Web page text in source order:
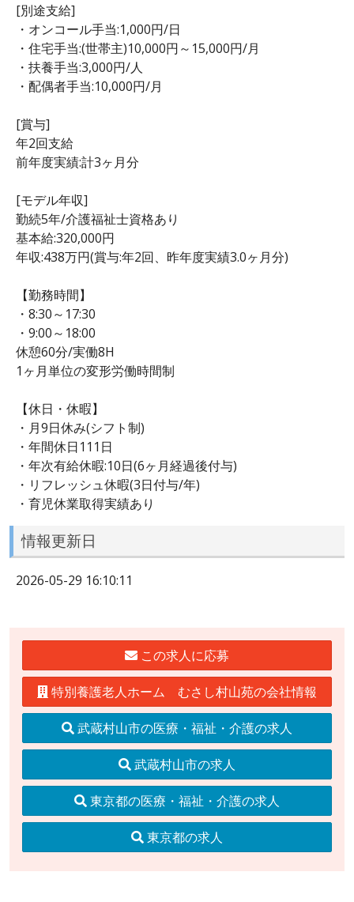
[別途支給]
・オンコール手当:1,000円/日
・住宅手当:(世帯主)10,000円～15,000円/月
・扶養手当:3,000円/人
・配偶者手当:10,000円/月
[賞与]
年2回支給
前年度実績:計3ヶ月分
[モデル年収]
勤続5年/介護福祉士資格あり
基本給:320,000円
年収:438万円(賞与:年2回、昨年度実績3.0ヶ月分)
【勤務時間】
・8:30～17:30
・9:00～18:00
休憩60分/実働8H
1ヶ月単位の変形労働時間制
【休日・休暇】
・月9日休み(シフト制)
・年間休日111日
・年次有給休暇:10日(6ヶ月経過後付与)
・リフレッシュ休暇(3日付与/年)
・育児休業取得実績あり
情報更新日
2026-05-29 16:10:11
この求人に応募
特別養護老人ホーム むさし村山苑の会社情報
武蔵村山市の医療・福祉・介護の求人
武蔵村山市の求人
東京都の医療・福祉・介護の求人
東京都の求人